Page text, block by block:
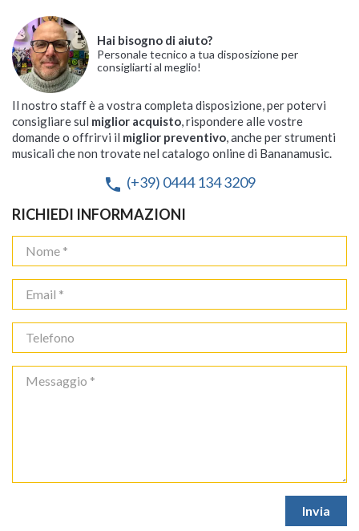
Hai bisogno di aiuto?
Personale tecnico a tua disposizione per
consigliarti al meglio!
Il nostro staff è a vostra completa disposizione, per potervi
consigliare sul miglior acquisto, rispondere alle vostre
domande o offrirvi il miglior preventivo, anche per strumenti
musicali che non trovate nel catalogo online di Bananamusic.
phone (+39) 0444 134 3209
RICHIEDI INFORMAZIONI